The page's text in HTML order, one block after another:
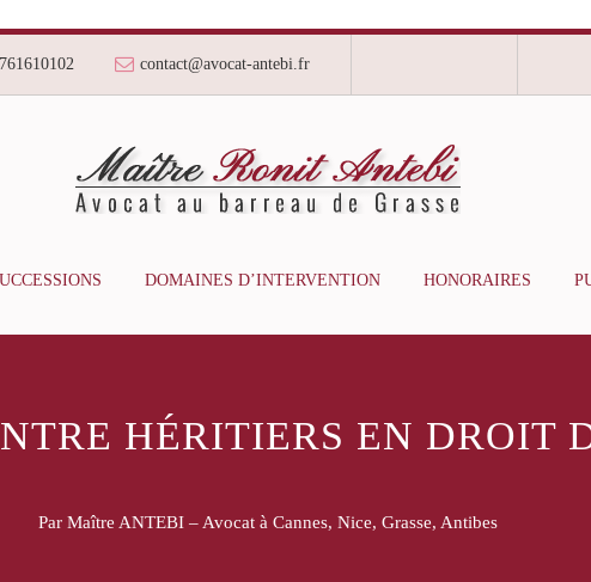
contact@avocat-antebi.fr
DOMAINES D’INTERVENTION HONORAIRES
HÉRITIERS EN DROIT
Par Maître ANTEBI – Avocat à Cannes, Nice, Grasse, Antibes